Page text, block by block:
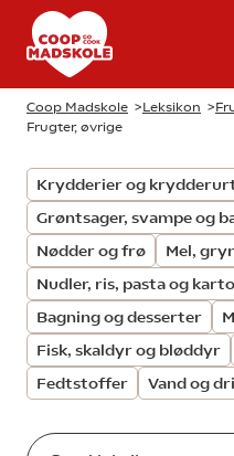
Coop Madskole >Leksikon >
Frugter, øvrige
Krydderier og
Grøntsager, svampe og
Nødder og frø
Mel,
Nudler, ris, pasta og
Bagning og desserter
Fisk, skaldyr og bløddyr
Fedtstoffer
Vand og